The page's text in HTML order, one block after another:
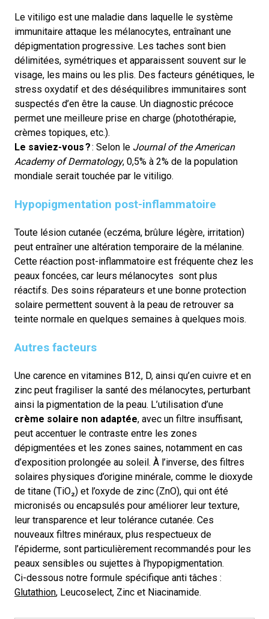
Le vitiligo est une maladie dans laquelle le système
immunitaire attaque les mélanocytes, entraînant une
dépigmentation progressive. Les taches sont bien
délimitées, symétriques et apparaissent souvent sur le
visage, les mains ou les plis. Des facteurs génétiques, le
stress oxydatif et des déséquilibres immunitaires sont
suspectés d’en être la cause. Un diagnostic précoce
permet une meilleure prise en charge (photothérapie,
crèmes topiques, etc.).
Le saviez-vous ?: Selon le Journal of the American
Academy of Dermatology, 0,5% à 2% de la population
mondiale serait touchée par le vitiligo.
Hypopigmentation post-inflammatoire
Toute lésion cutanée (eczéma, brûlure légère, irritation)
peut entraîner une altération temporaire de la mélanine.
Cette réaction post-inflammatoire est fréquente chez les
peaux foncées, car leurs mélanocytes sont plus
réactifs. Des soins réparateurs et une bonne protection
solaire permettent souvent à la peau de retrouver sa
teinte normale en quelques semaines à quelques mois.
Autres facteurs
Une carence en vitamines B12, D, ainsi qu’en cuivre et en
zinc peut fragiliser la santé des mélanocytes, perturbant
ainsi la pigmentation de la peau. L’utilisation d’une
crème solaire non adaptée, avec un filtre insuffisant,
peut accentuer le contraste entre les zones
dépigmentées et les zones saines, notamment en cas
d’exposition prolongée au soleil. À l’inverse, des filtres
solaires physiques d’origine minérale, comme le dioxyde
de titane (TiO₂) et l’oxyde de zinc (ZnO), qui ont été
micronisés ou encapsulés pour améliorer leur texture,
leur transparence et leur tolérance cutanée. Ces
nouveaux filtres minéraux, plus respectueux de
l’épiderme, sont particulièrement recommandés pour les
peaux sensibles ou sujettes à l’hypopigmentation.
Ci-dessous notre formule spécifique anti tâches :
Glutathion, Leucoselect, Zinc et Niacinamide.